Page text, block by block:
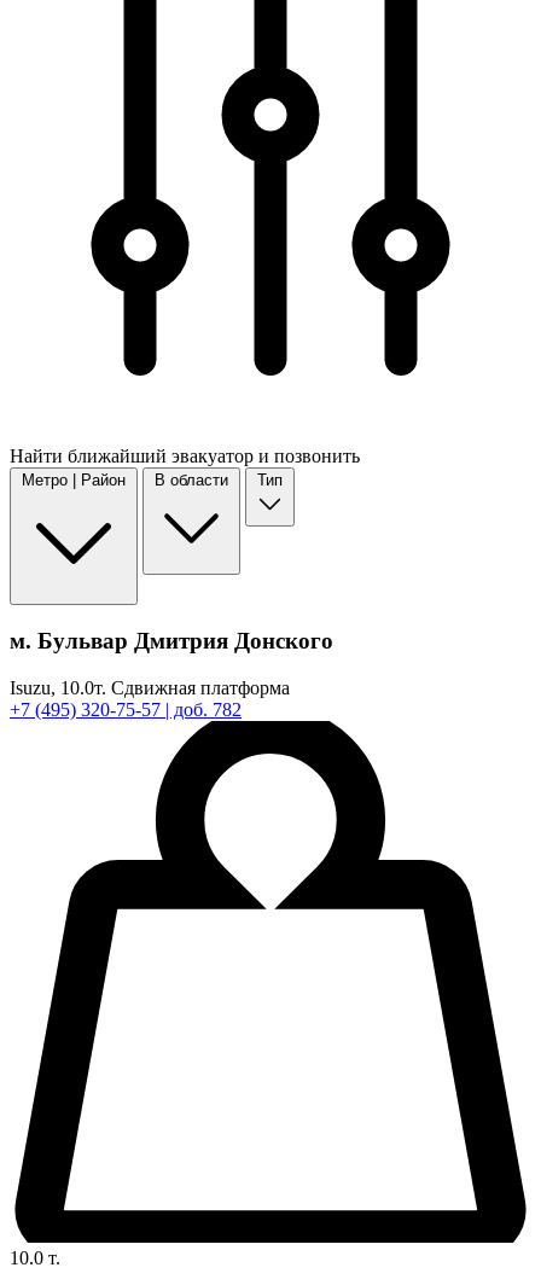
Найти ближайший эвакуатор и позвонить
Метро | Район В области Тип
м. Бульвар Дмитрия Донского
Isuzu, 10.0т. Сдвижная платформа
+7 (495) 320-75-57 | доб. 782
10.0 т.